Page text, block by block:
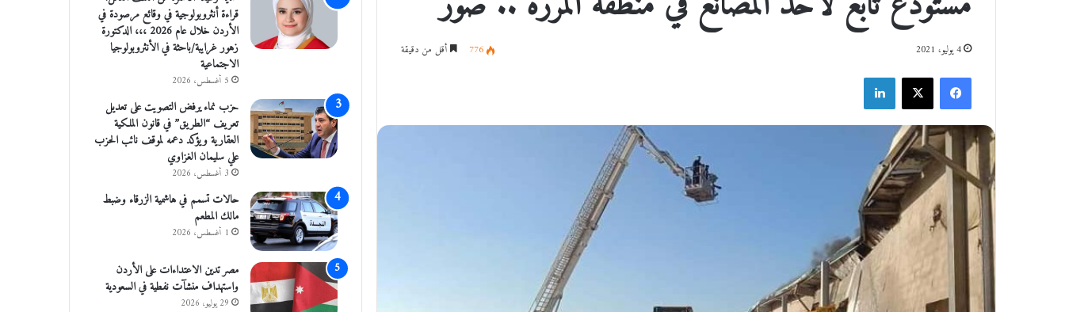
4 يوليو، 2021 776 أقل من دقيقة
فيسبوك
قراءة أنثروبولوجية في وقائع مرصودة في
الأردن خلال عام 2026 ،،، الدكتورة
زهور غرايبة/باحثة في الأنثروبولوجيا
الاجتماعية
5 أغسطس، 2026
حزب نماء يرفض التصويت على تعديل
تعريف “الطريق” في قانون الملكية
العقارية ويؤكد دعمه لموقف نائب الحزب
علي سليمان الغزاوي
3 أغسطس، 2026
حالات تسمم في هاشمية الزرقاء وضبط
مالك المطعم
1 أغسطس، 2026
مصر تدين الاعتداءات على الأردن
واستهداف منشآت نفطية في السعودية
29 يوليو، 2026